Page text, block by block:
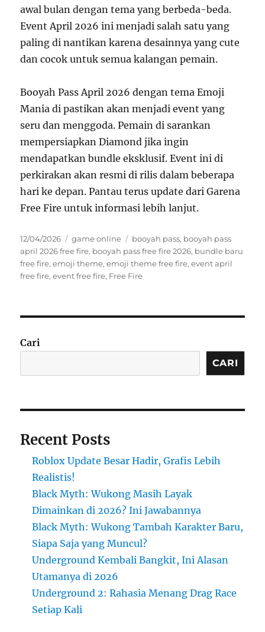
awal bulan dengan tema yang berbeda-beda.
Event April 2026 ini menjadi salah satu yang
paling di nantikan karena desainnya yang cute
dan cocok untuk semua kalangan pemain.
Booyah Pass April 2026 dengan tema Emoji
Mania di pastikan akan menjadi event yang
seru dan menggoda. Pemain di sarankan
mempersiapkan Diamond jika ingin
mendapatkan bundle eksklusif. Event ini di
perkirakan akan resmi di rilis dalam beberapa
hari ke depan. Pantau terus update dari Garena
Free Fire untuk informasi lebih lanjut.
Posted
on
12/04/2026 Categories
game online Tags
booyah pass, booyah pass
april 2026 free fire, booyah pass free fire 2026, bundle baru
free fire,emoji theme,emoji theme free fire,event april
free fire,event free fire, Free Fire
Cari
CARI
Recent Posts
Roblox Update Besar Hadir, Grafis Lebih
Realistis!
Black Myth: Wukong Masih Layak
Dimainkan di 2026? Ini Jawabannya
Black Myth: Wukong Tambah Karakter Baru,
Siapa Saja yang Muncul?
Underground Kembali Bangkit, Ini Alasan
Utamanya di 2026
Underground 2: Rahasia Menang Drag Race
Setiap Kali